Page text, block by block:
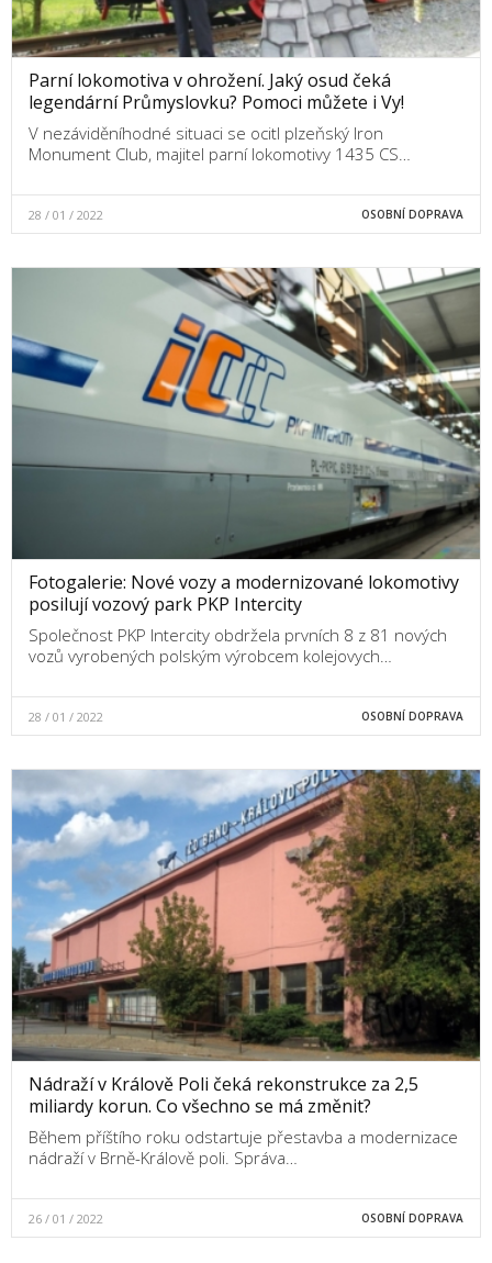
Parní lokomotiva v ohrožení. Jaký osud čeká
legendární Průmyslovku? Pomoci můžete i Vy!
V nezáviděníhodné situaci se ocitl plzeňský Iron
Monument Club, majitel parní lokomotivy 1435 CS…
28 / 01 / 2022 OSOBNÍ DOPRAVA
Fotogalerie: Nové vozy a modernizované lokomotivy
posilují vozový park PKP Intercity
Společnost PKP Intercity obdržela prvních 8 z 81 nových
vozů vyrobených polským výrobcem kolejovych…
28 / 01 / 2022 OSOBNÍ DOPRAVA
Nádraží v Králově Poli čeká rekonstrukce za 2,5
miliardy korun. Co všechno se má změnit?
Během příštího roku odstartuje přestavba a modernizace
nádraží v Brně-Králově poli. Správa…
26 / 01 / 2022 OSOBNÍ DOPRAVA